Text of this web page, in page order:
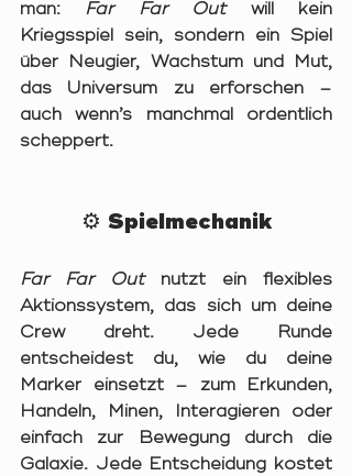
man: Far Far Out will kein
Kriegsspiel sein, sondern ein Spiel
über Neugier, Wachstum und Mut,
das Universum zu erforschen –
auch wenn’s manchmal ordentlich
scheppert.
⚙️ Spielmechanik
Far Far Out
nutzt ein flexibles
Aktionssystem, das sich um deine
Crew dreht. Jede Runde
entscheidest du, wie du deine
Marker einsetzt – zum Erkunden,
Handeln, Minen, Interagieren oder
einfach zur Bewegung durch die
Galaxie. Jede Entscheidung kostet